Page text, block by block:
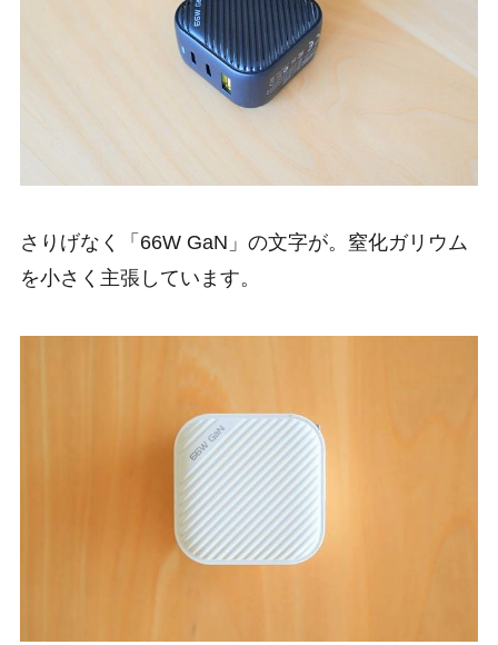
さりげなく「66W GaN」の文字が。窒化ガリウム
を小さく主張しています。